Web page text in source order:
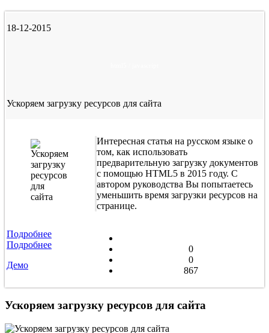
18-12-2015
Ускоряем загрузку ресурсов для сайта
Интересная статья на русском языке о
том, как использовать
предварительную загрузку документов
с помощью HTML5 в 2015 году. С
автором руководства Вы попытаетесь
уменьшить время загрузки ресурсов на
странице.
Подробнее
Подробнее
Демо
0
0
867
Ускоряем загрузку ресурсов для сайта